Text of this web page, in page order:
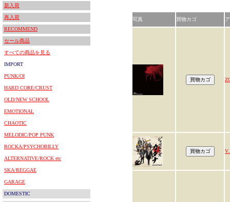
新入荷
再入荷
RECOMMEND
セール商品
すべての商品を見る
IMPORT
PUNK/OI
HARD CORE/CRUST
OLD/NEW SCHOOL
EMOTIONAL
CHAOTIC
MELODIC/POP PUNK
ROCKA/PSYCHOBILLY
ALTERNATIVE/ROCK etc
SKA/REGGAE
GARAGE
DOMESTIC
写真 買物カゴ